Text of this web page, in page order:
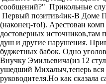
сообщений?" Прикольные
Первый позитив4ик-В Доме
(наконец-то!). Арестован
достоверных источников,там
душ и другие нарушения.
буджетных бабок. Одно
Внучку Эмильевича(из 12
ушедший Михалыч,теперь вся
руководителя.Но как сказала